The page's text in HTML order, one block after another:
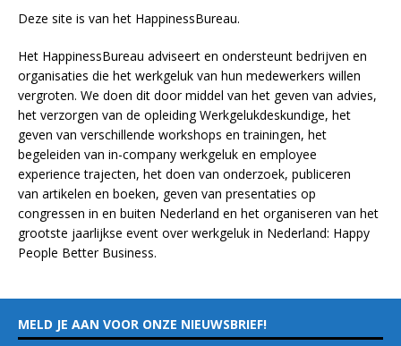
Deze site is van het HappinessBureau.
Het HappinessBureau adviseert en ondersteunt bedrijven en
organisaties die het werkgeluk van hun medewerkers willen
vergroten. We doen dit door middel van het geven van advies,
het verzorgen van de opleidingWerkgelukdeskundige, het
geven van verschillende workshops en trainingen, het
begeleiden van in-company werkgeluk en employee
experiencetrajecten, het doen van onderzoek, publiceren
van artikelen en boeken, geven van presentaties op
congressen in en buiten Nederland en het organiseren van het
grootste jaarlijkse event over werkgeluk in Nederland: Happy
People Better Business.
MELD JE AAN VOOR ONZE NIEUWSBRIEF!